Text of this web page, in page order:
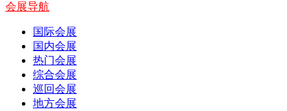
会展导航
国际会展
国内会展
热门会展
综合会展
巡回会展
地方会展